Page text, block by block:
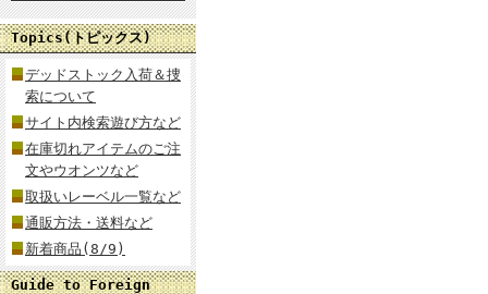
Topics(トピックス)
デッドストック入荷＆捜
索について
サイト内検索遊び方など
在庫切れアイテムのご注
文やウオンツなど
取扱いレーベル一覧など
通販方法・送料など
新着商品(8/9)
Guide to Foreign